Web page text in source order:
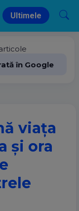
Ultimele
în Google
viața
și ora